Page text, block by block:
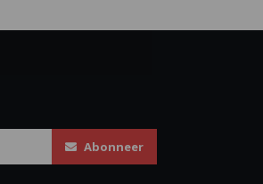
Abonneer